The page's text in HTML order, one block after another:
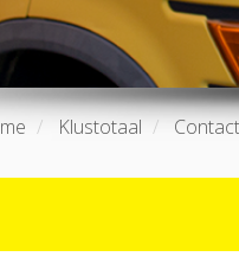
Klustotaal Contact